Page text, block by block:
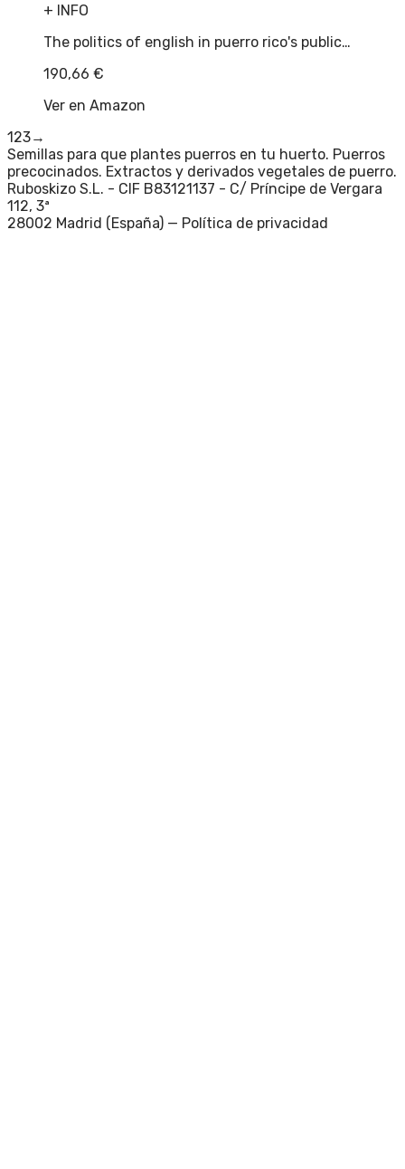
+ INFO
The politics of english in puerro rico's public…
190,66 €
Ver en Amazon
123→
Semillas para que plantes puerros en tu huerto. Puerros
precocinados. Extractos y derivados vegetales de puerro.
Ruboskizo S.L. - CIF B83121137 - C/ Príncipe de Vergara
112, 3ª
28002 Madrid (España) — Política de privacidad